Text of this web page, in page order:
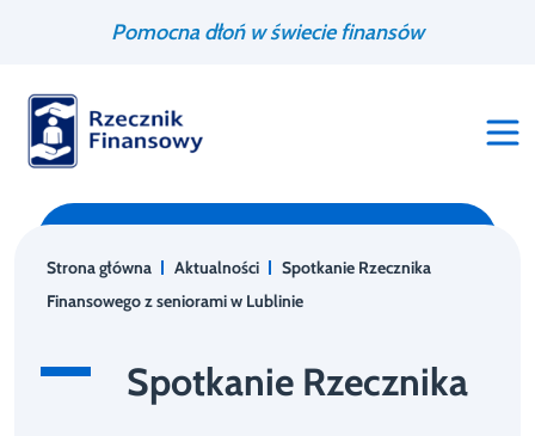
Pomocna dłoń w świecie finansów
Strona główna Aktualności
Spotkanie Rzecznika
Finansowego z seniorami w Lublinie
Spotkanie Rzecznika